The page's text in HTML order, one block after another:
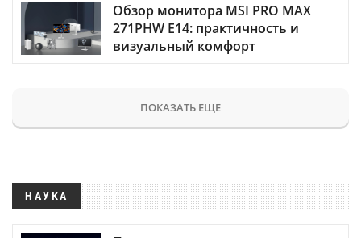
Обзор монитора MSI PRO MAX
271PHW E14: практичность и
визуальный комфорт
ПОКАЗАТЬ ЕЩЕ
НАУКА